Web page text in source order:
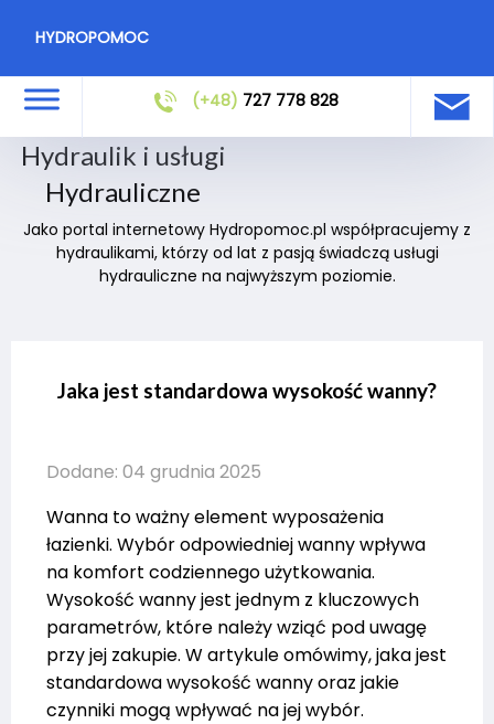
HYDROPOMOC
(+48) 727 778 828
Hydraulik i usługi
Hydrauliczne
Jako portal internetowy Hydropomoc.pl współpracujemy z
hydraulikami, którzy od lat z pasją świadczą usługi
hydrauliczne na najwyższym poziomie.
Jaka jest standardowa wysokość wanny?
Dodane: 04 grudnia 2025
Wanna to ważny element wyposażenia
łazienki. Wybór odpowiedniej wanny wpływa
na komfort codziennego użytkowania.
Wysokość wanny jest jednym z kluczowych
parametrów, które należy wziąć pod uwagę
przy jej zakupie. W artykule omówimy, jaka jest
standardowa wysokość wanny oraz jakie
czynniki mogą wpływać na jej wybór.